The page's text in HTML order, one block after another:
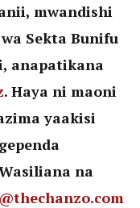
mwandishi
Sekta Bunifu
anapatikana
. Haya ni maoni
yaakisi
na